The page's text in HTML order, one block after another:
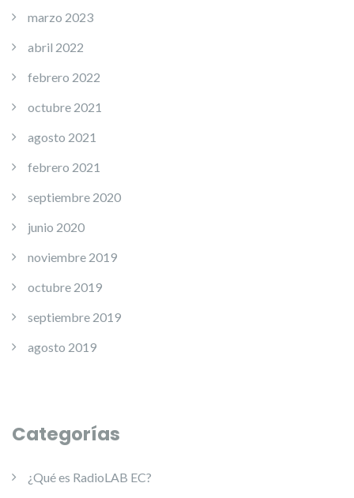
marzo 2023
abril 2022
febrero 2022
octubre 2021
agosto 2021
febrero 2021
septiembre 2020
junio 2020
noviembre 2019
octubre 2019
septiembre 2019
agosto 2019
Categorías
¿Qué es RadioLAB EC?